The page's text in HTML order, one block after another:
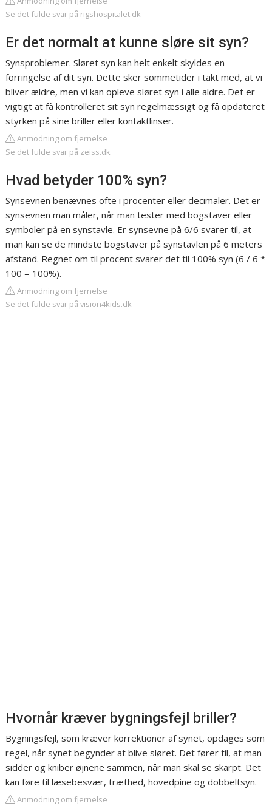
Se det fulde svar på rigshospitalet.dk
Er det normalt at kunne sløre sit syn?
Synsproblemer. Sløret syn kan helt enkelt skyldes en
forringelse af dit syn. Dette sker sommetider i takt med, at vi
bliver ældre, men vi kan opleve sløret syn i alle aldre. Det er
vigtigt at få kontrolleret sit syn regelmæssigt og få opdateret
styrken på sine briller eller kontaktlinser.
Anmodning om fjernelse
Se det fulde svar på zeiss.dk
Hvad betyder 100% syn?
Synsevnen benævnes ofte i procenter eller decimaler. Det er
synsevnen man måler, når man tester med bogstaver eller
symboler på en synstavle. Er synsevne på 6/6 svarer til, at
man kan se de mindste bogstaver på synstavlen på 6 meters
afstand. Regnet om til procent svarer det til 100% syn (6 / 6 *
100 = 100%).
Anmodning om fjernelse
Se det fulde svar på vision4kids.dk
Hvornår kræver bygningsfejl briller?
Bygningsfejl, som kræver korrektioner af synet, opdages som
regel, når synet begynder at blive sløret. Det fører til, at man
sidder og kniber øjnene sammen, når man skal se skarpt. Det
kan føre til læsebesvær, træthed, hovedpine og dobbeltsyn.
Anmodning om fjernelse